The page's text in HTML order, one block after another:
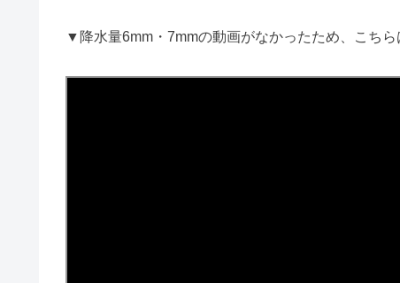
毎日ヤクルトを飲んだ結果！睡
降水量6mm・7mmはどれくら